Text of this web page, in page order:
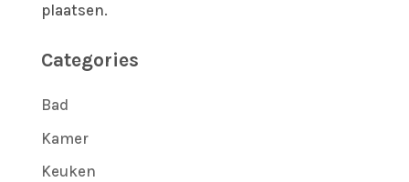
plaatsen.
Categories
Bad
Kamer
Keuken